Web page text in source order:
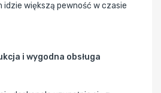
idzie większą pewność w czasie
i wygodna obsługa